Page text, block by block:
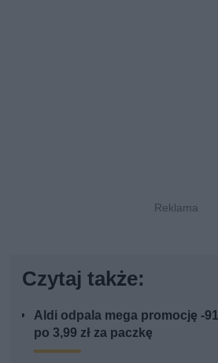
Czytaj także:
Aldi odpala mega promocję -
po 3,99 zł za paczkę